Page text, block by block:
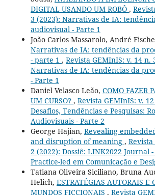
DIGITAL USANDO UM ROBÔ ,
3 (2023): Narrativas de IA:
audiovisual - Parte 1
João Carlos Massarolo, André
Narrativas de IA: tendências da
- parte 1 , Revista GEMInIS: v. 14 n.
Narrativas de IA: tendências da
- Parte 1
Daniel Velasco Leão, COMO FAZER
UM CURSO? , Revista GEMInIS: v.
Desafios, Tendências e Pesquisas:
Audiovisuais - Parte 2
George Hajian, Revealing
and disruption of meaning ,
2 (2022): Dossiê: LINK2022 Journal
Practice-led em Comunicação e
Tatiana Oliveira Siciliano, Bruna
Helich, ESTRATÉGIAS AUTORAIS E
MUNDOS FICCIONAIS , Revista